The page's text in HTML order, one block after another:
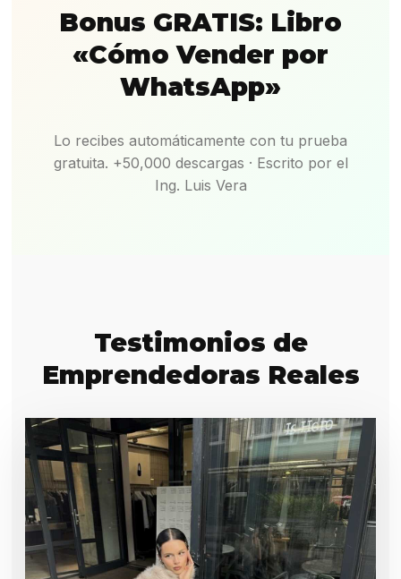
Bonus GRATIS: Libro
«Cómo Vender por
WhatsApp»
Lo recibes automáticamente con tu prueba
gratuita. +50,000 descargas · Escrito por el
Ing. Luis Vera
Testimonios de
Emprendedoras Reales